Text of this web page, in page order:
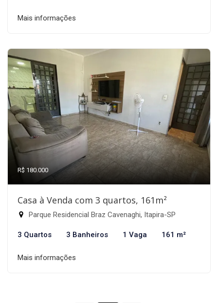
Mais informações
R$ 180.000
Casa à Venda com 3 quartos, 161m²
Parque Residencial Braz Cavenaghi, Itapira-SP
3 Quartos 3 Banheiros 1 Vaga 161 m²
Mais informações